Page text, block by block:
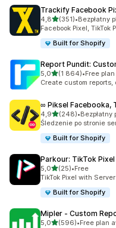
Trackify Facebook
4,8na 5 gwiazdek
(351)
Łączna liczba recenzji:
•Bezpłatny
Facebook Pixel, TikTok
Built for Shopify
Report Pundit:
5,0na 5 gwiazdek
(1 864)
Łączna liczba recenzji:
•Free
Create custom
∞ Piksel Facebooka,
4,9na 5 gwiazdek
(248)
Łączna liczba recenzji:
•Bezpłatny
Śledzenie po stronie
Built for Shopify
Parkour: TikTok Pixel
5,0na 5 gwiazdek
(25)
Łączna liczba recenzji:
•Free
TikTok Pixel with
Built for Shopify
Mipler ‑ Custom
5,0na 5 gwiazdek
(596)
Łączna liczba
•Free plan